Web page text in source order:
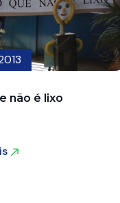
não é lixo